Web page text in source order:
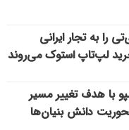
را به تجار ایرانی
لپ‌تاپ استوک می‌روند
با هدف تغییر مسیر
دانش بنیان‌ها